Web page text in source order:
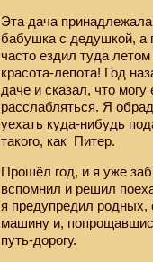
Эта дача
бабушка с дедушкой, а
часто ездил туда
красота-лепота! Год
даче и сказал, что
расслабляться. Я
уехать куда-нибудь
такого, как Питер.
Прошёл год, и я уже
вспомнил и решил
я предупредил родных,
машину и,
путь-дорогу.